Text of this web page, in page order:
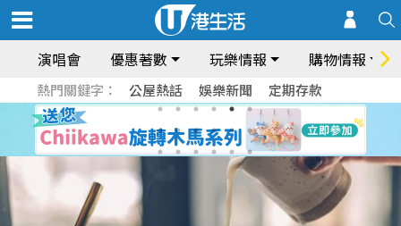
演唱會 優惠著數 玩樂情報 購物情報
熱門關鍵字： 公屋熱話 娛樂新聞 定期存款